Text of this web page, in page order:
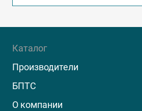
Каталог
Производители
БПТС
О компании